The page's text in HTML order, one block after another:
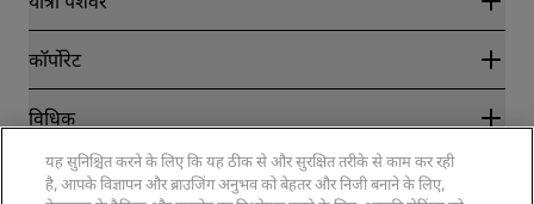
Blog
गंतव्य
Radisson Hotels ऐप
स्पोर्ट्स के लिए स्वीकृत होटल
परिवारों के लिए अनुकूल होटल
साझेदार
कॉर्पोरेट
Radisson Hotel Group
कैरियर RHG
कैरियर PPHE
विधिक
निजता केंद्र
विधिक नोटिस
मदद
यह सुनिश्चित करने के लिए कि यह ठीक से और सुरक्षित तरीके से काम कर रही
है, आपके विज्ञापन और ब्राउजिंग अनुभव को बेहतर और निजी बनाने के लिए,